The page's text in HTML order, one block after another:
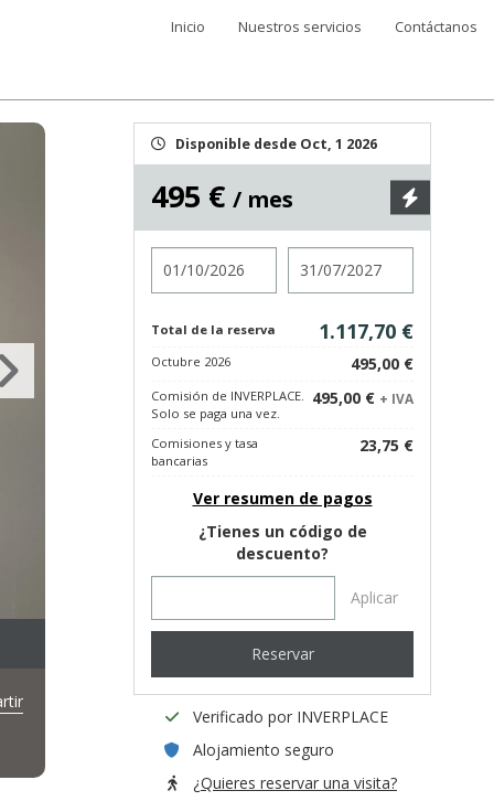
Inicio Nuestros servicios Contáctanos
Disponible desde Oct, 1 2026
495 € / mes
Total de la reserva 1.117,70 €
Octubre 2026 495,00 €
Comisión de INVERPLACE.
Solo se paga una vez.
495,00 € + IVA
Comisiones y tasa
bancarias
23,75 €
Ver resumen de pagos
¿Tienes un código de
descuento?
Aplicar
Reservar
Verificado por INVERPLACE
Alojamiento seguro
¿Quieres reservar una visita?